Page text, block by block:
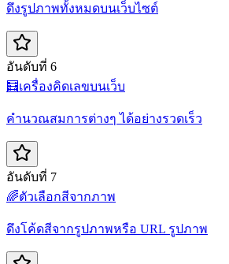
ดึงรูปภาพทั้งหมดบนเว็บไซต์
อันดับที่ 6
🧮เครื่องคิดเลขบนเว็บ
คำนวณสมการต่างๆ ได้อย่างรวดเร็ว
อันดับที่ 7
🌈ตัวเลือกสีจากภาพ
ดึงโค้ดสีจากรูปภาพหรือ URL รูปภาพ